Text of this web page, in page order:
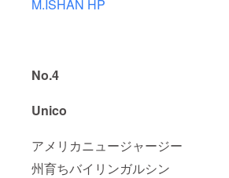
M.ISHAN HP
No.4
Unico
アメリカニュージャージー
州育ちバイリンガルシン